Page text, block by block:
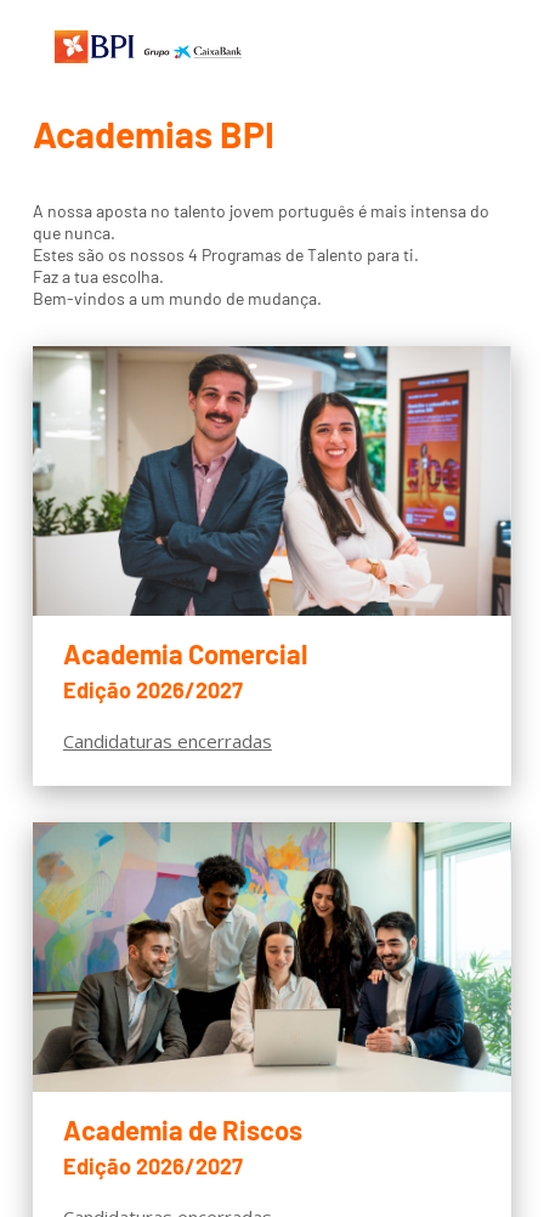
Academias BPI
A nossa aposta no talento jovem português é mais intensa do
que nunca.
Estes são os nossos 4 Programas de Talento para ti.
Faz a tua escolha.
Bem-vindos a um mundo de mudança.
Academia Comercial
Edição 2026/2027
Candidaturas encerradas
Academia de Riscos
Edição 2026/2027